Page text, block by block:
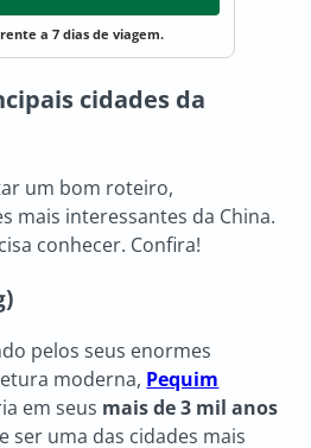
a 7 dias de viagem.
cidades da
um bom roteiro,
mais interessantes da China.
conhecer. Confira!
pelos seus enormes
moderna, Pequim
em seus mais de 3 mil anos
ser uma das cidades mais